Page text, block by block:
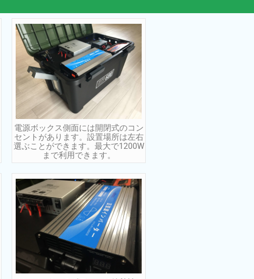
電源ボックス側面には開閉式のコン
セントがあります。設置場所は左右
選ぶことができます。最大で1200W
まで利用できます。